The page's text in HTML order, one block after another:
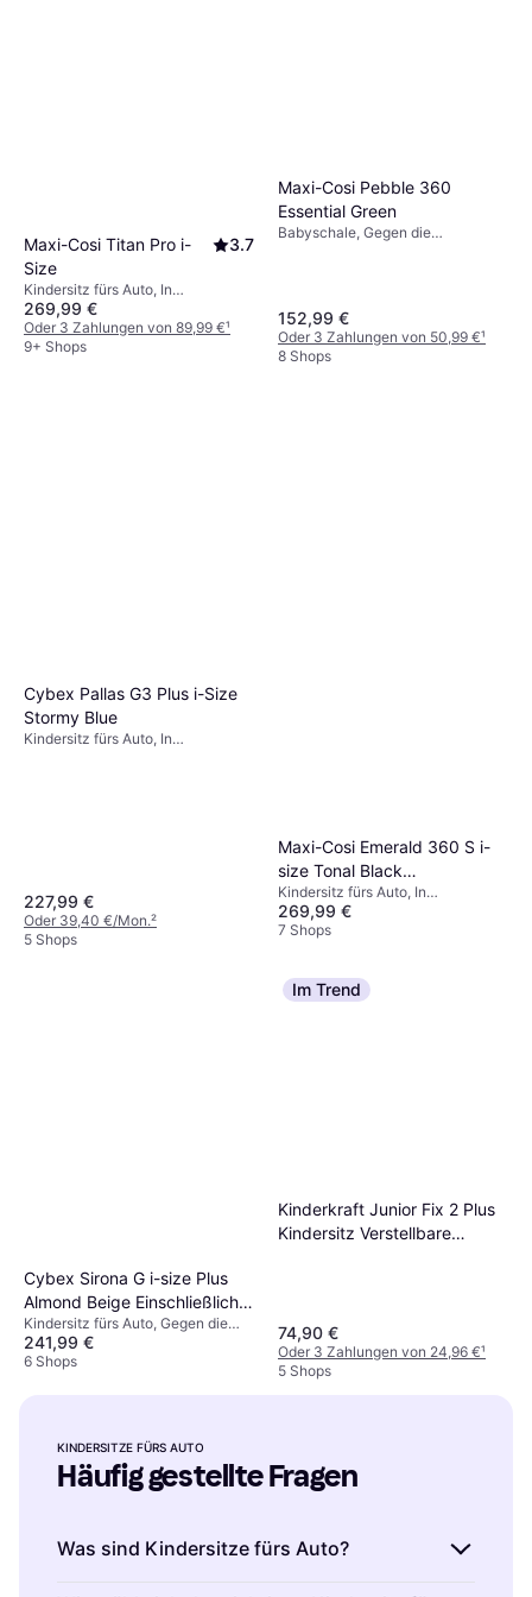
Maxi-Cosi Titan Pro i-
Size
3.7
Kindersitz fürs Auto, In
Fahrtrichtung, i-Size, Verstellbare
Kopfstütze, Seitlicher
Aufprallschutz (ASIP), Waschbarer
269,99 €
Oder 3 Zahlungen von 89,99 €¹
9+ Shops
Maxi-Cosi Pebble 360
Essential Green
Babyschale, Gegen die
Tragegriff, Verstellbare Kopfstütze,
Neugeboreneneinsatz inklusive
152,99 €
Oder 3 Zahlungen von 50,99 €¹
8 Shops
Cybex Pallas G3 Plus i-Size
Stormy Blue
Kindersitz fürs Auto, In
227,99 €
Oder 39,40 €/Mon.²
5 Shops
Maxi-Cosi Emerald 360 S i-
size Tonal Black
Einschließlich Basishalterung
Kindersitz fürs Auto, In
Fahrtrichtung, Gegen die
Fahrtrichtung, i-Size, UN R129,
Verstellbare Kopfstütze,
Neugeboreneneinsatz inklusive,
269,99 €
7 Shops
Cybex Sirona G i-size Plus
Almond Beige Einschließlich
Basishalterung
Kindersitz fürs Auto, Gegen die
Fahrtrichtung, i-Size,
Neugeboreneneinsatz inklusive,
Waschbarer Bezug, Drehbar
241,99 €
6 Shops
Im Trend
Kinderkraft Junior Fix 2 Plus
Kindersitz Verstellbare
74,90 €
Oder 3 Zahlungen von 24,96 €¹
5 Shops
KINDERSITZE FÜRS AUTO
Häufig gestellte Fragen
Was sind Kindersitze fürs Auto?